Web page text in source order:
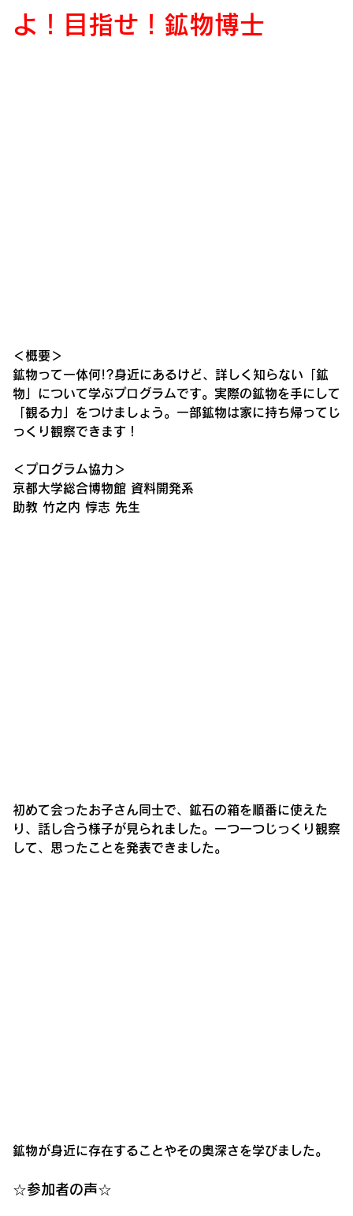
よ！目指せ！鉱物博士
＜概要＞
鉱物って一体何!?身近にあるけど、詳しく知らない「鉱
物」について学ぶプログラムです。実際の鉱物を手にして
「観る力」をつけましょう。一部鉱物は家に持ち帰ってじ
っくり観察できます！
＜プログラム協力＞
京都大学総合博物館 資料開発系
助教 竹之内 惇志 先生
初めて会ったお子さん同士で、鉱石の箱を順番に使えた
り、話し合う様子が見られました。一つ一つじっくり観察
して、思ったことを発表できました。
鉱物が身近に存在することやその奥深さを学びました。
☆参加者の声☆